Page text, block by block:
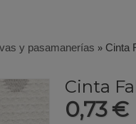
y pasamanerías »Cinta
Cinta
0,73 €